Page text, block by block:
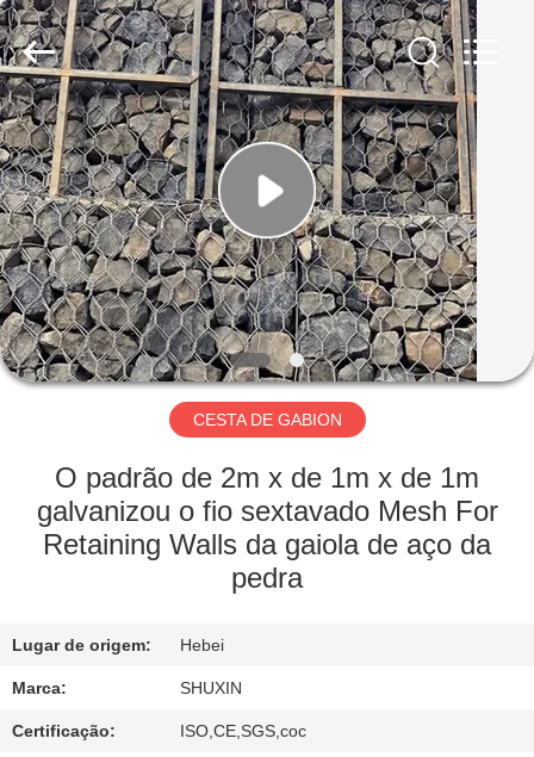
INÍCIO
PRODUTOS
SOBRE
NÓS
VISITA
FÁBRICA
CONTROLE
CONTACTE-
NOS
Wire
Mesh
Co.,
Ltd..
All
Rights
Reserved.
CESTA DE GABION
O padrão de 2m x de 1m x de 1m
galvanizou o fio sextavado Mesh For
Retaining Walls da gaiola de aço da
pedra
Lugar de origem: Hebei
Marca: SHUXIN
Certificação: ISO,CE,SGS,coc